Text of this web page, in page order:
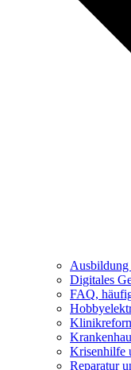
Digitales
FAQ,
Krisenhilfe
Reparatur